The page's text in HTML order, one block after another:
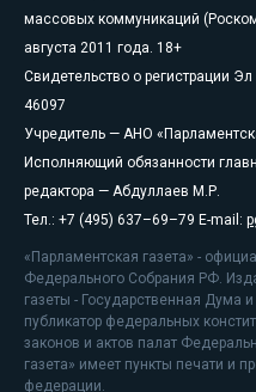
массовых коммуникаций
августа 2011 года. 18+
Свидетельство о регистрации
46097
Учредитель — АНО
Исполняющий обязанности
редактора — Абдуллаев М.Р.
Тел.: +7 (495) 637–69–79 E-mail:
«Парламентская газета» -
Федерального Собрания РФ.
газеты - Государственная
публикатор федеральных
законов и актов палат
газета» имеет пункты печати и
федерации.